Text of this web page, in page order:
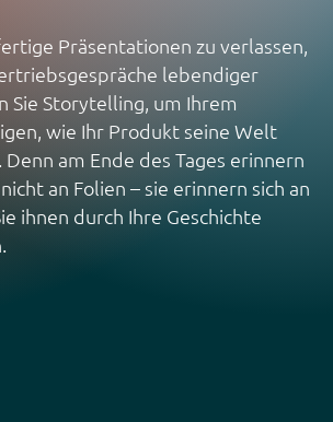
Präsentationen zu verlassen,
lebendiger
Sie Storytelling, um Ihrem
wie Ihr Produkt seine Welt
am Ende des Tages erinnern
an Folien – sie erinnern sich an
ihnen durch Ihre Geschichte